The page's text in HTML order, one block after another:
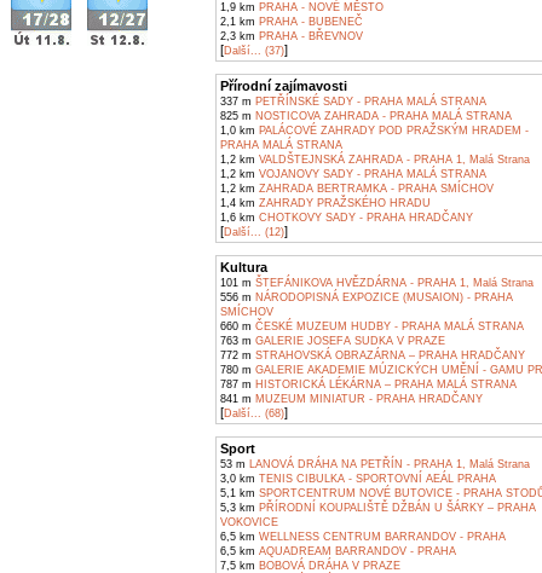
1,9 km PRAHA - NOVÉ MĚSTO
2,1 km PRAHA - BUBENEČ
2,3 km PRAHA - BŘEVNOV
[Další... (37)]
Přírodní zajímavosti
337 m PETŘÍNSKÉ SADY - PRAHA MALÁ STRANA
825 m NOSTICOVA ZAHRADA - PRAHA MALÁ STRANA
1,0 km PALÁCOVÉ ZAHRADY POD PRAŽSKÝM HRADEM -
PRAHA MALÁ STRANA
1,2 km VALDŠTEJNSKÁ ZAHRADA - PRAHA 1, Malá Strana
1,2 km VOJANOVY SADY - PRAHA MALÁ STRANA
1,2 km ZAHRADA BERTRAMKA - PRAHA SMÍCHOV
1,4 km ZAHRADY PRAŽSKÉHO HRADU
1,6 km CHOTKOVY SADY - PRAHA HRADČANY
[Další... (12)]
Kultura
101 m ŠTEFÁNIKOVA HVĚZDÁRNA - PRAHA 1, Malá Strana
556 m NÁRODOPISNÁ EXPOZICE (MUSAION) - PRAHA
SMÍCHOV
660 m ČESKÉ MUZEUM HUDBY - PRAHA MALÁ STRANA
763 m GALERIE JOSEFA SUDKA V PRAZE
772 m STRAHOVSKÁ OBRAZÁRNA – PRAHA HRADČANY
780 m GALERIE AKADEMIE MÚZICKÝCH UMĚNÍ - GAMU
787 m HISTORICKÁ LÉKÁRNA – PRAHA MALÁ STRANA
841 m MUZEUM MINIATUR - PRAHA HRADČANY
[Další... (68)]
Sport
53 m LANOVÁ DRÁHA NA PETŘÍN - PRAHA 1, Malá Strana
3,0 km TENIS CIBULKA - SPORTOVNÍ AEÁL PRAHA
5,1 km SPORTCENTRUM NOVÉ BUTOVICE - PRAHA
5,3 km PŘÍRODNÍ KOUPALIŠTĚ DŽBÁN U ŠÁRKY – PRAHA
VOKOVICE
6,5 km WELLNESS CENTRUM BARRANDOV - PRAHA
6,5 km AQUADREAM BARRANDOV - PRAHA
7,5 km BOBOVÁ DRÁHA V PRAZE